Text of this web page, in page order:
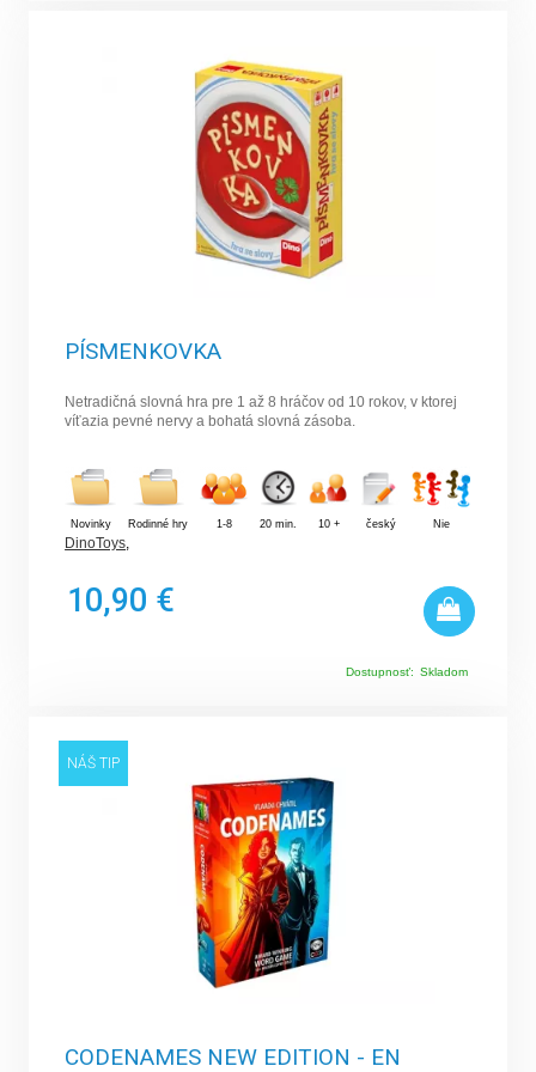
PÍSMENKOVKA
Netradičná slovná hra pre 1 až 8 hráčov od 10 rokov, v ktorej
víťazia pevné nervy a bohatá slovná zásoba.
Novinky Rodinné hry 1-8 20 min. 10 + český Nie
DinoToys,
10,90 €
Dostupnosť: Skladom
NÁŠ TIP
CODENAMES NEW EDITION - EN